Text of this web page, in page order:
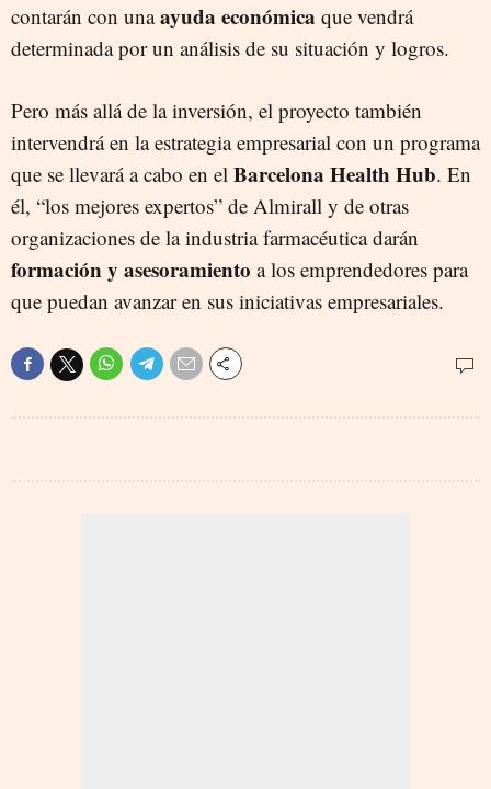
contarán con unaayuda económica que vendrá
determinada por un análisis de su situación y logros.
Pero más allá de la inversión, el proyecto también
intervendrá en la estrategia empresarial con un programa
que se llevará a cabo en el Barcelona Health Hub. En
él, “los mejores expertos” de Almirall y de otras
organizaciones de la industria farmacéutica darán
formación y asesoramiento a los emprendedores para
que puedan avanzar en sus iniciativas empresariales.